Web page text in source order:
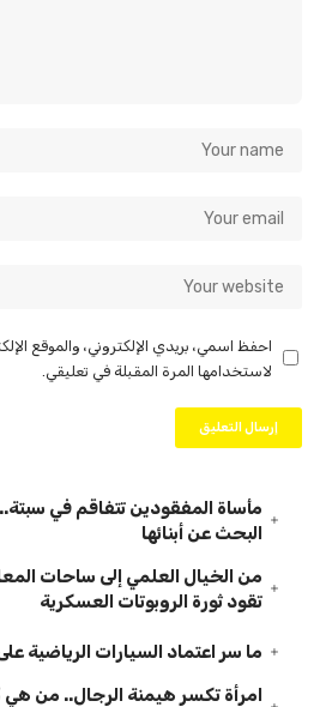
احفظ اسمي، بريدي الإلكتروني، والموقع
لاستخدامها المرة المقبلة في تعليقي.
مأساة المفقودين تتفاقم في
البحث عن أبنائها
من الخيال العلمي إلى ساحات
تقود ثورة الروبوتات العسكرية
ما سر اعتماد السيارات الرياضية
امرأة تكسر هيمنة الرجال.. من هي